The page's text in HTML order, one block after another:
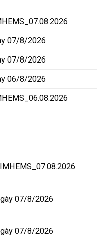
07/8/2026
07/8/2026
06/8/2026
07/8/2026
07/8/2026